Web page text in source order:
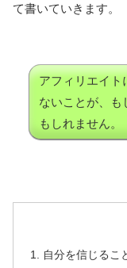
て書いていきます。
アフィリエイト
ないことが、も
もしれません。
自分を信じるこ